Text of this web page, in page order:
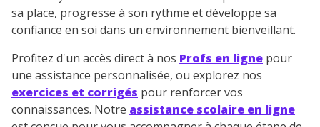
sa place, progresse à son rythme et développe sa
confiance en soi dans un environnement bienveillant.
Profitez d'un accès direct à nos Profs en ligne pour
une assistance personnalisée, ou explorez nos
exercices et corrigés pour renforcer vos
connaissances. Notre assistance scolaire en ligne